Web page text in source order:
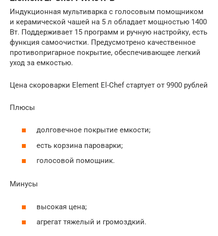
Индукционная мультиварка с голосовым помощником
и керамической чашей на 5 л обладает мощностью 1400
Вт. Поддерживает 15 программ и ручную настройку, есть
функция самоочистки. Предусмотрено качественное
противопригарное покрытие, обеспечивающее легкий
уход за емкостью.
Цена скороварки Element El-Chef стартует от 9900 рублей
Плюсы
долговечное покрытие емкости;
есть корзина пароварки;
голосовой помощник.
Минусы
высокая цена;
агрегат тяжелый и громоздкий.